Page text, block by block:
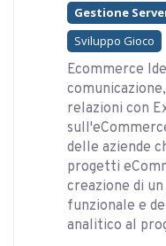
Gestione
Sviluppo Gioco
Ecommerce
relazioni con
delle aziende
progetti
creazione di
funzionale e
analitico al